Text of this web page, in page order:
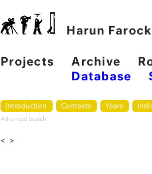
Harun
Projects
Archive
Database
Introduction Contexts Years
Advanced Search
< >